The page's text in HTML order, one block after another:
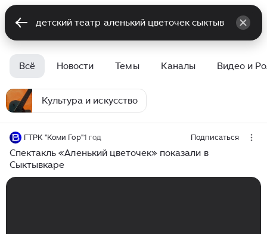
Всё Новости Темы Каналы Видео и
Культура и искусство
ГТРК "Коми Гор"1 год Подписаться
Спектакль «Аленький цветочек» показали в
Сыктывкаре